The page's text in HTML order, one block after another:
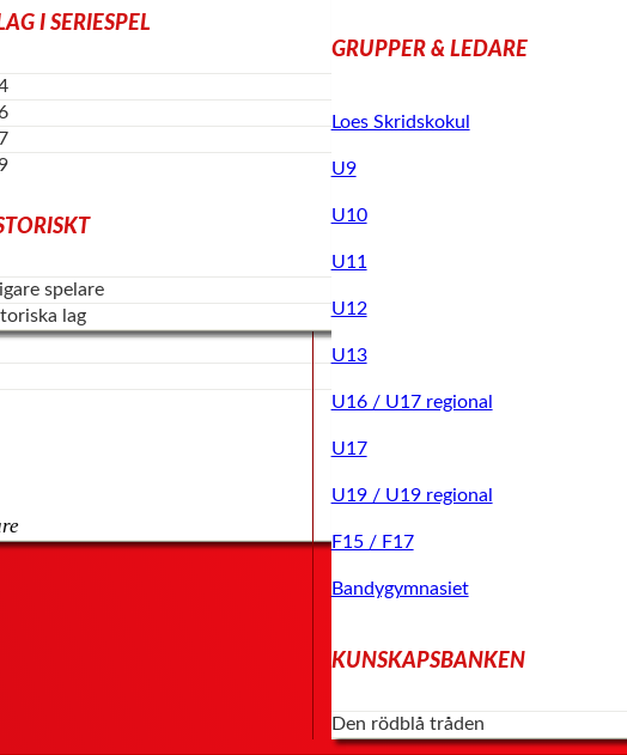
I SERIESPEL
spelare
lag
GRUPPER & LEDARE
Loes Skridskokul
U9
U10
U11
U12
U13
U16 / U17 regional
U17
U19 / U19 regional
F15 / F17
Bandygymnasiet
KUNSKAPSBANKEN
Den rödblå tråden